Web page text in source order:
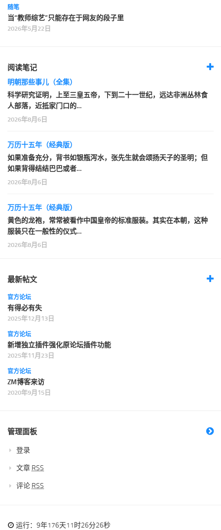
随笔
当“教师综艺”只能存在于网友的段子里
2026年5月22日
阅读笔记
明朝那些事儿（全集）
科学研究证明，上至三皇五帝，下到二十一世纪，远达非洲丛林食
人部落，近抵家门口的…
2026年8月6日
万历十五年（经典版）
如果准备充分，背书如银瓶泻水，张先生就会颂扬天子的圣明；但
如果背得结结巴巴或者…
2026年8月6日
万历十五年（经典版）
黄色的龙袍，常常被看作中国皇帝的标准服装。其实在本朝，这种
服装只在一般性的仪式…
2026年8月6日
最新帖文
官方论坛
有得必有失
2025年12月13日
官方论坛
新增独立插件强化原论坛插件功能
2025年11月23日
官方论坛
ZM博客来访
2020年9月15日
管理面板
登录
文章 RSS
评论 RSS
运行：9年176天11时26分26秒